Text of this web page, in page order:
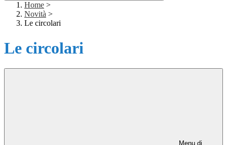
Home >
Novità >
Le circolari
Le circolari
Menu di